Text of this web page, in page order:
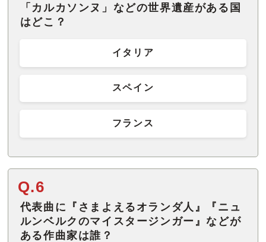
「カルカソンヌ」などの世界遺産がある国
はどこ？
イタリア
スペイン
フランス
Q.6
代表曲に『さまよえるオランダ人』『ニュ
ルンベルクのマイスタージンガー』などが
ある作曲家は誰？